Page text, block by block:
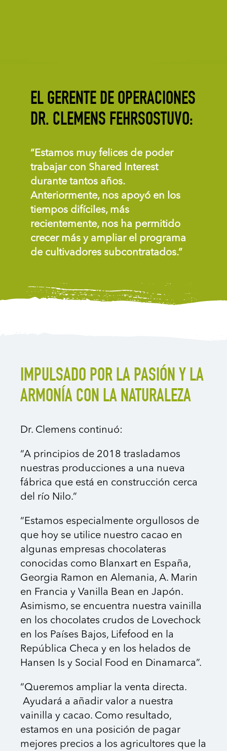
EL GERENTE DE OPERACIONES
DR. CLEMENS FEHRSOSTUVO:
“Estamos muy felices de poder
trabajar con Shared Interest
durante tantos años.
Anteriormente, nos apoyó en los
tiempos difíciles, más
recientemente, nos ha permitido
crecer más y ampliar el programa
de cultivadores subcontratados.”
IMPULSADO POR LA PASIÓN Y LA
ARMONÍA CON LA NATURALEZA
Dr. Clemens continuó:
“A principios de 2018 trasladamos
nuestras producciones a una nueva
fábrica que está en construcción cerca
del río Nilo.”
“Estamos especialmente orgullosos de
que hoy se utilice nuestro cacao en
algunas empresas chocolateras
conocidas como Blanxart en España,
Georgia Ramon en Alemania, A. Marin
en Francia y Vanilla Bean en Japón.
Asimismo, se encuentra nuestra vainilla
en los chocolates crudos de Lovechock
en los Países Bajos, Lifefood en la
República Checa y en los helados de
Hansen Is y Social Food en Dinamarca”.
“Queremos ampliar la venta directa.
Ayudará a añadir valor a nuestra
vainilla y cacao. Como resultado,
estamos en una posición de pagar
mejores precios a los agricultores que la